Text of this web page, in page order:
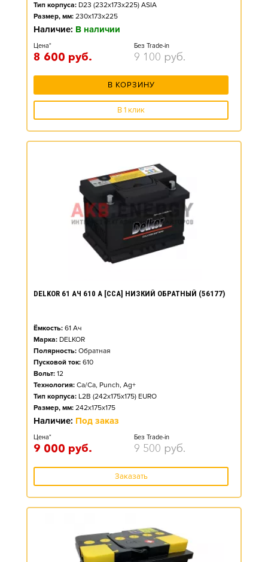
Тип корпуса: D23 (232x173x225) ASIA
Размер, мм: 230x173x225
Наличие: В наличии
Цена*
8 600 руб.
Без Trade-in
9 100 руб.
В КОРЗИНУ
В 1 клик
DELKOR 61 АЧ 610 А [CCA] НИЗКИЙ ОБРАТНЫЙ (56177)
Ёмкость: 61 Ач
Марка: DELKOR
Полярность: Обратная
Пусковой ток: 610
Вольт: 12
Технология: Ca/Ca, Punch, Ag+
Тип корпуса: L2B (242x175x175) EURO
Размер, мм: 242x175x175
Наличие: Под заказ
Цена*
9 000 руб.
Без Trade-in
9 500 руб.
Заказать